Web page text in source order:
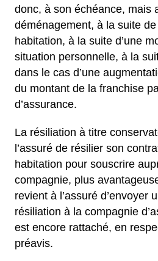
donc, à son échéance, mais
déménagement, à la suite
habitation, à la suite d’une
situation personnelle, à la
dans le cas d’une
du montant de la franchise
d’assurance.
La résiliation à titre
l’assuré de résilier son
habitation pour souscrire
compagnie, plus
revient à l’assuré d’envoyer
résiliation à la compagnie
est encore rattaché, en
préavis.